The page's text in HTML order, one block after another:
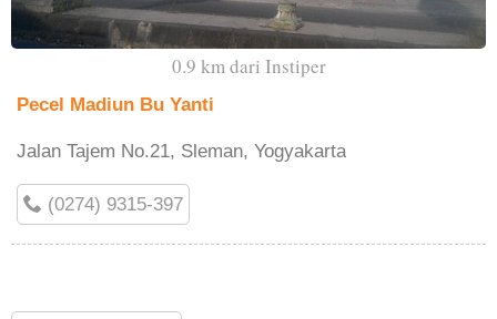
0.9 km dari Instiper
Pecel Madiun Bu Yanti
Jalan Tajem No.21, Sleman, Yogyakarta
(0274) 9315-397